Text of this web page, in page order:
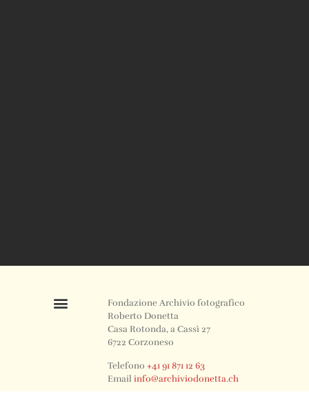
Fondazione Archivio fotografico
Roberto Donetta
Casa Rotonda, a Cassì 27
6722 Corzoneso
Telefono+41 91 871 12 63
Emailinfo@archiviodonetta.ch